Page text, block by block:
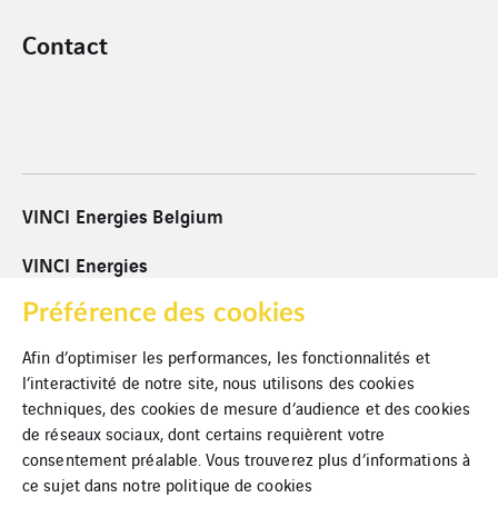
Contact
VINCI Energies Belgium
VINCI Energies
VINCI
Cookies
Mentions légales
Politique de confidentialité
Préférence des cookies
Afin d’optimiser les performances, les fonctionnalités et
l’interactivité de notre site, nous utilisons des cookies
techniques, des cookies de mesure d’audience et des cookies
de réseaux sociaux, dont certains requièrent votre
consentement préalable. Vous trouverez plus d’informations à
ce sujet dans notre politique de cookies